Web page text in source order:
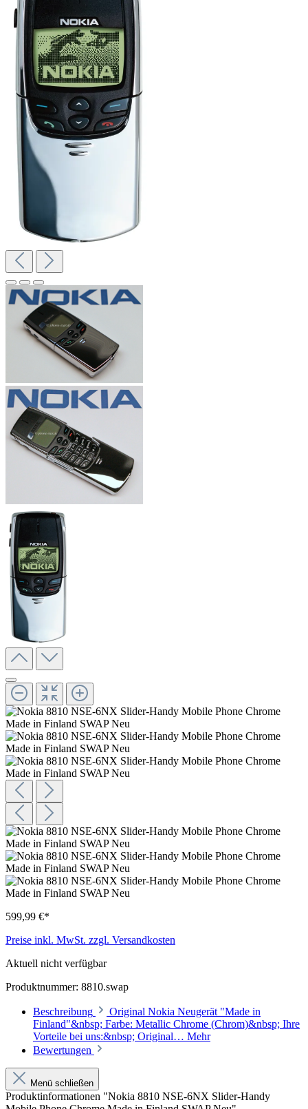
599,99 €*
Preise inkl. MwSt. zzgl. Versandkosten
Aktuell nicht verfügbar
Produktnummer: 8810.swap
Beschreibung
Original Nokia Neugerät "Made in
Finland"&nbsp; Farbe: Metallic Chrome (Chrom)&nbsp; Ihre
Vorteile bei uns:&nbsp; Original… Mehr
Bewertungen
Menü schließen
Produktinformationen "Nokia 8810 NSE-6NX Slider-Handy